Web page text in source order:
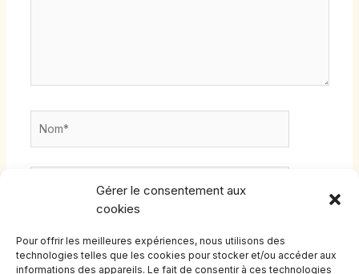
Gérer le consentement aux
cookies
Pour offrir les meilleures expériences, nous utilisons des
technologies telles que les cookies pour stocker et/ou accéder aux
informations des appareils. Le fait de consentir à ces technologies
Internet